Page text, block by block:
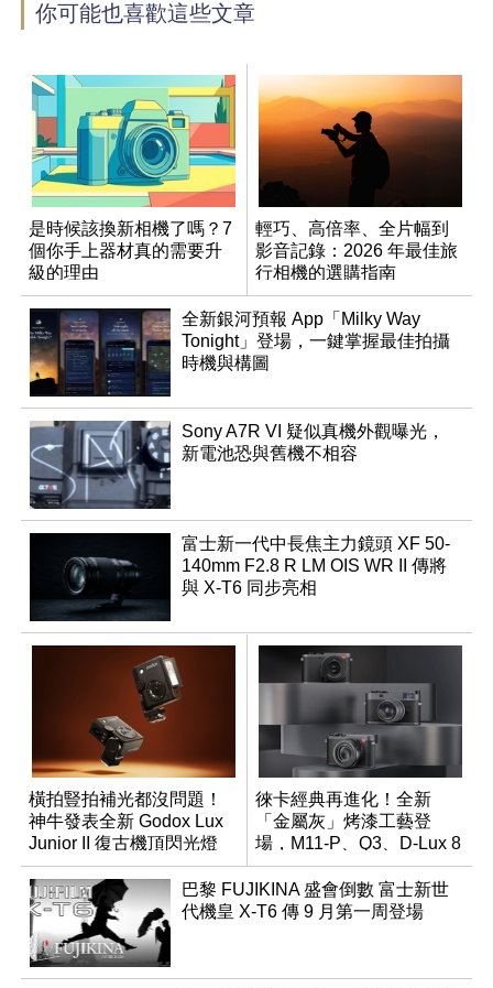
你可能也喜歡這些文章
是時候該換新相機了嗎？7
個你手上器材真的需要升
級的理由
輕巧、高倍率、全片幅到
影音記錄：2026 年最佳旅
行相機的選購指南
全新銀河預報 App「Milky Way
Tonight」登場，一鍵掌握最佳拍攝
時機與構圖
Sony A7R VI 疑似真機外觀曝光，
新電池恐與舊機不相容
富士新一代中長焦主力鏡頭 XF 50-
140mm F2.8 R LM OIS WR II 傳將
與 X-T6 同步亮相
橫拍豎拍補光都沒問題！
神牛發表全新 Godox Lux
Junior II 復古機頂閃光燈
徠卡經典再進化！全新
「金屬灰」烤漆工藝登
場，M11-P、Q3、D-Lux 8
領銜換裝
巴黎 FUJIKINA 盛會倒數 富士新世
代機皇 X-T6 傳 9 月第一周登場